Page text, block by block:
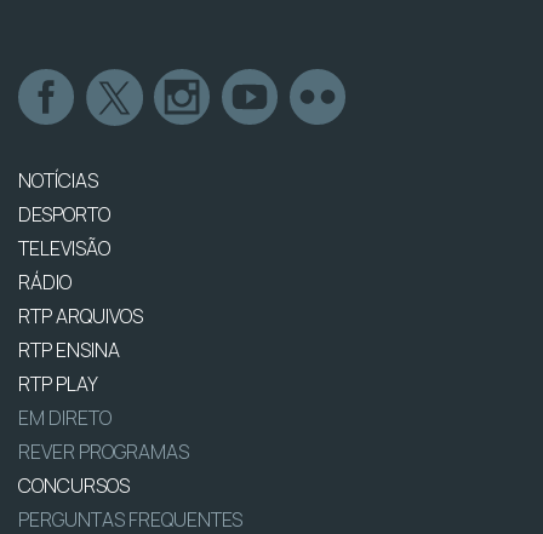
NOTÍCIAS
DESPORTO
TELEVISÃO
RÁDIO
RTP ARQUIVOS
RTP ENSINA
RTP PLAY
EM DIRETO
REVER PROGRAMAS
CONCURSOS
PERGUNTAS FREQUENTES